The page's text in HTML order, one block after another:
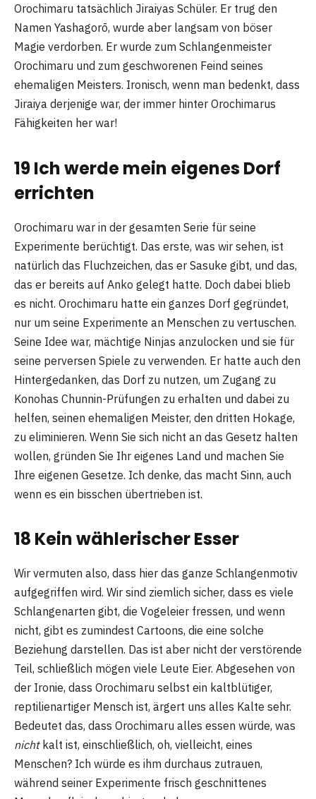
Orochimaru tatsächlich Jiraiyas Schüler. Er trug den
Namen Yashagorō, wurde aber langsam von böser
Magie verdorben. Er wurde zum Schlangenmeister
Orochimaru und zum geschworenen Feind seines
ehemaligen Meisters. Ironisch, wenn man bedenkt, dass
Jiraiya derjenige war, der immer hinter Orochimarus
Fähigkeiten her war!
19 Ich werde mein eigenes Dorf
errichten
Orochimaru war in der gesamten Serie für seine
Experimente berüchtigt. Das erste, was wir sehen, ist
natürlich das Fluchzeichen, das er Sasuke gibt, und das,
das er bereits auf Anko gelegt hatte. Doch dabei blieb
es nicht. Orochimaru hatte ein ganzes Dorf gegründet,
nur um seine Experimente an Menschen zu vertuschen.
Seine Idee war, mächtige Ninjas anzulocken und sie für
seine perversen Spiele zu verwenden. Er hatte auch den
Hintergedanken, das Dorf zu nutzen, um Zugang zu
Konohas Chunnin-Prüfungen zu erhalten und dabei zu
helfen, seinen ehemaligen Meister, den dritten Hokage,
zu eliminieren. Wenn Sie sich nicht an das Gesetz halten
wollen, gründen Sie Ihr eigenes Land und machen Sie
Ihre eigenen Gesetze. Ich denke, das macht Sinn, auch
wenn es ein bisschen übertrieben ist.
18 Kein wählerischer Esser
Wir vermuten also, dass hier das ganze Schlangenmotiv
aufgegriffen wird. Wir sind ziemlich sicher, dass es viele
Schlangenarten gibt, die Vogeleier fressen, und wenn
nicht, gibt es zumindest Cartoons, die eine solche
Beziehung darstellen. Das ist aber nicht der verstörende
Teil, schließlich mögen viele Leute Eier. Abgesehen von
der Ironie, dass Orochimaru selbst ein kaltblütiger,
reptilienartiger Mensch ist, ärgert uns alles Kalte sehr.
Bedeutet das, dass Orochimaru alles essen würde, was
nichtkalt ist, einschließlich, oh, vielleicht, eines
Menschen? Ich würde es ihm durchaus zutrauen,
während seiner Experimente frisch geschnittenes